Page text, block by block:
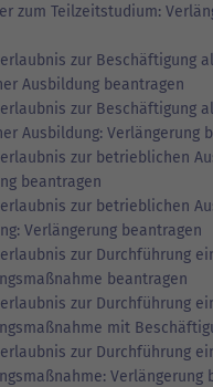
zum Teilzeitstudium:
zur Beschäftigung
Ausbildung beantragen
zur Beschäftigung
Ausbildung: Verlängerung
zur betrieblichen
beantragen
zur betrieblichen
Verlängerung beantragen
zur Durchführung
beantragen
zur Durchführung
mit
zur Durchführung
Verlängerung